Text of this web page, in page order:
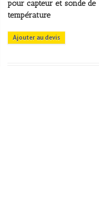
pour capteur et sonde de
température
Ajouter au devis